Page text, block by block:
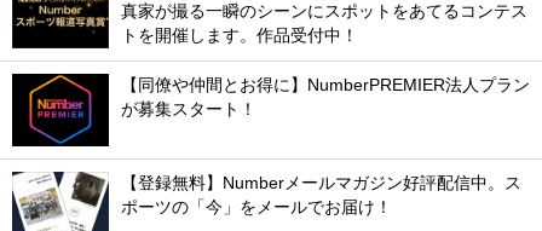
真家が撮る一瞬のシーンにスポットをあてるコンテス
トを開催します。作品受付中！
【同僚や仲間とお得に】NumberPREMIER法人プラン
が募集スタート！
【登録無料】Numberメールマガジン好評配信中。ス
ポーツの「今」をメールでお届け！